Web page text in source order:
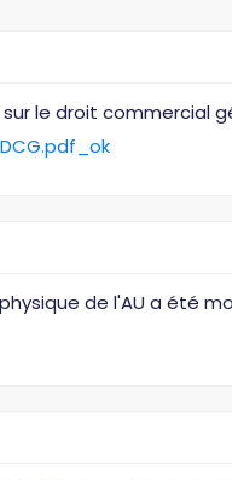
le droit commercial
de l'AU a été